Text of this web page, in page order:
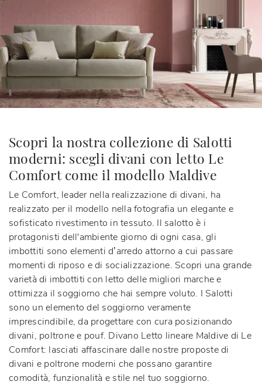
Scopri la nostra collezione di Salotti
moderni: scegli divani con letto Le
Comfort come il modello Maldive
Le Comfort, leader nella realizzazione di divani, ha
realizzato per il modello nella fotografia un elegante e
sofisticato rivestimento in tessuto. Il salotto è i
protagonisti dell'ambiente giorno di ogni casa, gli
imbottiti sono elementi d’arredo attorno a cui passare
momenti di riposo e di socializzazione. Scopri una grande
varietà di imbottiti con letto delle migliori marche e
ottimizza il soggiorno che hai sempre voluto. I Salotti
sono un elemento del soggiorno veramente
imprescindibile, da progettare con cura posizionando
divani, poltrone e pouf. Divano Letto lineare Maldive di Le
Comfort: lasciati affascinare dalle nostre proposte di
divani e poltrone moderni che possano garantire
comodità, funzionalità e stile nel tuo soggiorno.